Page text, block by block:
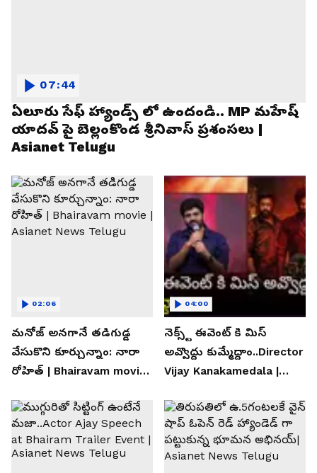
ఏలూరు సేఫ్ హ్యాండ్స్ లో ఉందండి.. MP మహేష్
యాదవ్ పై బెల్లంకొండ శ్రీనివాస్ ప్రశంసలు |
Asianet Telugu
07:44
మనోజ్ అనగానే తడిగుడ్డ
వేసుకొని కూర్చున్నాం: నారా
రోహిత్ | Bhairavam movie |
02:06
నెక్స్ట్ ఈవెంట్ కి మిస్
అవ్వొద్దు కుమ్మేద్దాం..Director
Vijay Kanakamedala |
04:00